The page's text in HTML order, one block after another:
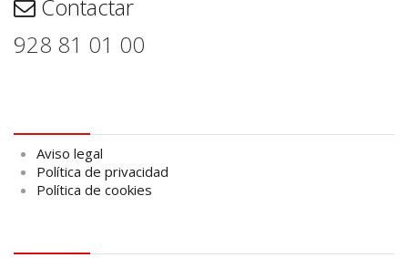
Contactar
928 81 01 00
Aviso legal
Política de privacidad
Política de cookies